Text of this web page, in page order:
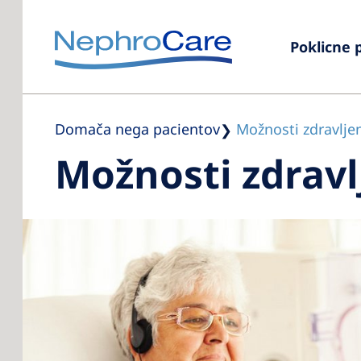
Poklicne
Domača nega pacientov Možnosti
Možnosti